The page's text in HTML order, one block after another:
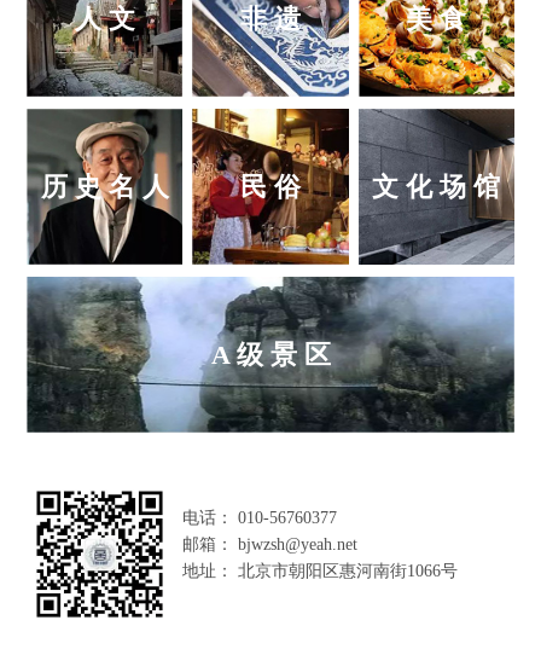
人 文 非 遗 美 食
历 史 名 人 民 俗 文 化 场 馆
A 级 景 区
电话： 010-56760377
邮箱： bjwzsh@yeah.net
地址： 北京市朝阳区惠河南街1066号